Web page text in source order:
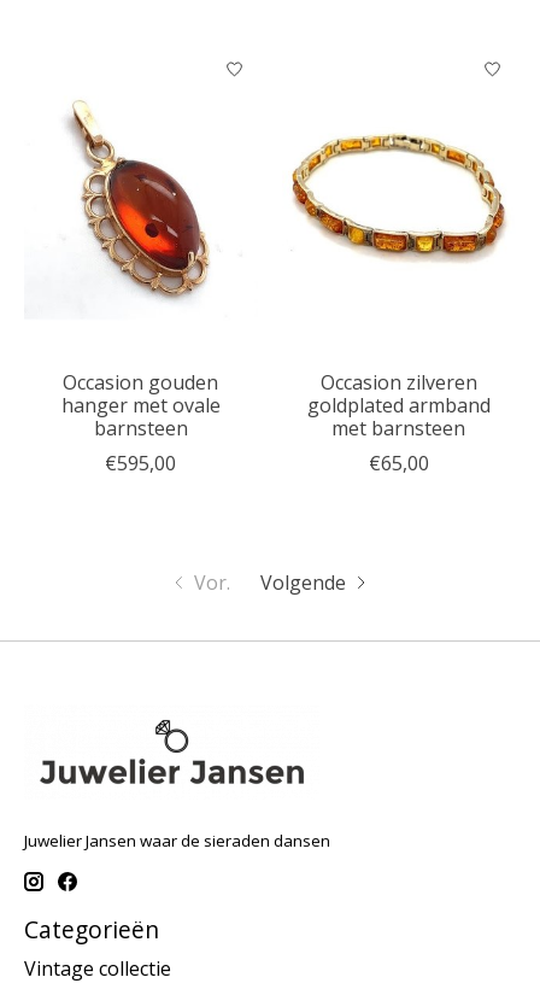
Occasion gouden
hanger met ovale
barnsteen
€595,00
Occasion zilveren
goldplated armband
met barnsteen
€65,00
Vor. Volgende
Juwelier Jansen waar de sieraden dansen
Categorieën
Vintage collectie